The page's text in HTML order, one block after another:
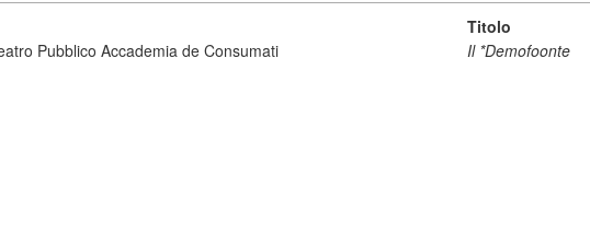
Titolo
Pubblico Accademia de Consumati Il *Demofoonte